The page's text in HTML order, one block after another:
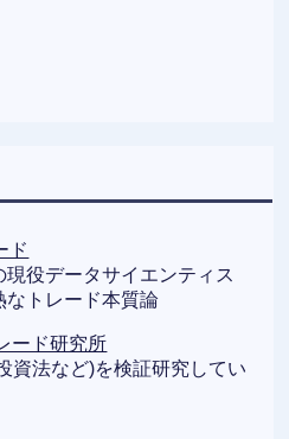
ド
現役データサイエンティス
なトレード本質論
ード研究所
資法など)を検証研究してい